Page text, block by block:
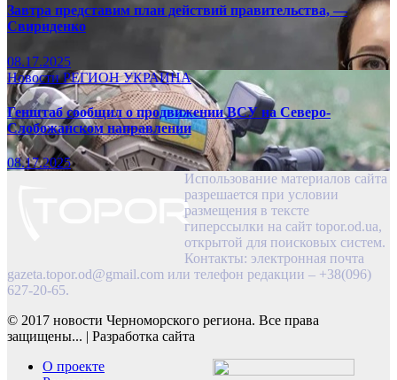
Завтра представим план действий правительства, —
Свириденко
08.17.2025
НовостиРЕГИОНУКРАИНА
Генштаб сообщил о продвижении ВСУ на Северо-
Слобожанском направлении
08.17.2025
Использование материалов сайта
разрешается при условии
размещения в тексте
гиперссылки на сайт topor.od.ua,
открытой для поисковых систем.
Контакты: электронная почта
gazeta.topor.od@gmail.com или телефон редакции – +38(096)
627-20-65.
© 2017 новости Черноморского региона. Все права
защищены... | Разработка сайта
О проекте